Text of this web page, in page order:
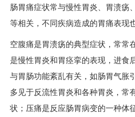
肠胃痛症状常与慢性胃炎、胃溃疡
等相关，不同疾病造成的胃痛表现
空腹痛是胃溃疡的典型症状，常常
是慢性胃炎和胃痉挛的表现，进食
与胃肠功能紊乱有关，如肠胃气胀
多见于反流性胃炎和各种胃炎，常
状；压痛是反应肠胃病变的一种体